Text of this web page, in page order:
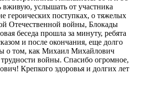
вживую, услышать от участника
героических поступках, о тяжелых
Отечественной войны, Блокады
беседа прошла за минуту, ребята
и после окончания, еще долго
о том, как Михаил Михайлович
трудности войны. Спасибо огромное,
Крепкого здоровья и долгих лет